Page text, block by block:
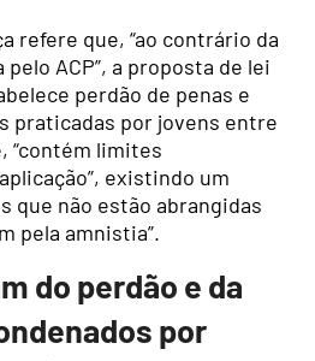
refere que, “ao contrário da
ACP”, a proposta de lei
perdão de penas e
praticadas por jovens entre
“contém limites
existindo um
que não estão abrangidas
pela amnistia”.
do perdão e da
por